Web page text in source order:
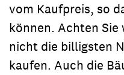
vom Kaufpreis, so
können. Achten
nicht die billigsten
kaufen. Auch die